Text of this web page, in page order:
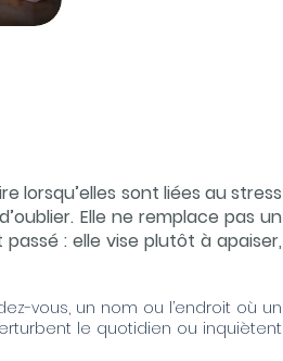
lorsqu’elles sont liées au stress
Elle ne remplace pas un
: elle vise plutôt à apaiser,
vous, un nom ou l’endroit où un
le quotidien ou inquiètent